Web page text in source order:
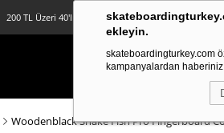
ekleyin.
skateboardingturkey.com
kampanyalardan
200 TL Üzeri 40'lı Sticker Paketi Hediye • Ücretsiz
KAYKAYLONGBOARD
Woodenblack Snake Fish Pro Fingerboard